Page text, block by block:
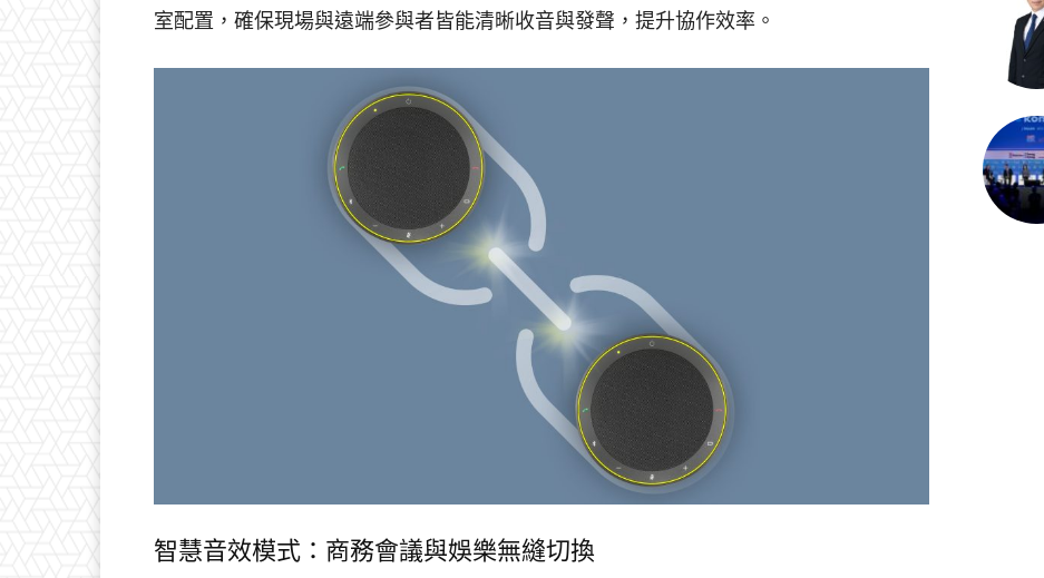
室配置，確保現場與遠端參與者皆能清晰收音與發聲，提升協作效率。
智慧音效模式：商務會議與娛樂無縫切換